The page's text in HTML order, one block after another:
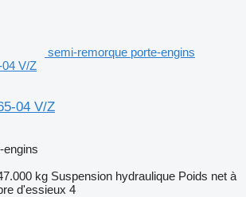
semi-remorque porte-engins
V/Z
04 V/Z
engins
kg Suspension hydraulique Poids net à
d'essieux 4